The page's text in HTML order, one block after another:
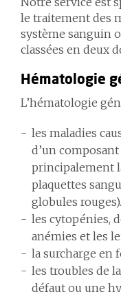
le traitement des
système sanguin
classées en deux
Hématologie
L’hématologie
les maladies
d’un
principalement
plaquettes
globules rouges).
les cytopénies,
anémies et les
la surcharge en
les troubles de
défaut ou une